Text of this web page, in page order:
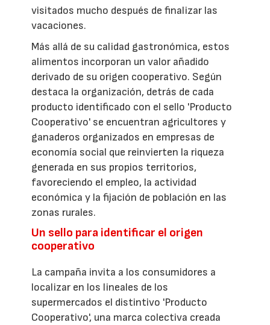
visitados mucho después de finalizar las
vacaciones.
Más allá de su calidad gastronómica, estos
alimentos incorporan un valor añadido
derivado de su origen cooperativo. Según
destaca la organización, detrás de cada
producto identificado con el sello 'Producto
Cooperativo' se encuentran agricultores y
ganaderos organizados en empresas de
economía social que reinvierten la riqueza
generada en sus propios territorios,
favoreciendo el empleo, la actividad
económica y la fijación de población en las
zonas rurales.
Un sello para identificar el origen
cooperativo
La campaña invita a los consumidores a
localizar en los lineales de los
supermercados el distintivo 'Producto
Cooperativo', una marca colectiva creada